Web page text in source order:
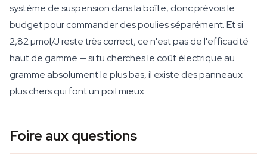
système de suspension dans la boîte, donc prévois le
budget pour commander des poulies séparément. Et si
2,82 µmol/J reste très correct, ce n'est pas de l'efficacité
haut de gamme — si tu cherches le coût électrique au
gramme absolument le plus bas, il existe des panneaux
plus chers qui font un poil mieux.
Foire aux questions